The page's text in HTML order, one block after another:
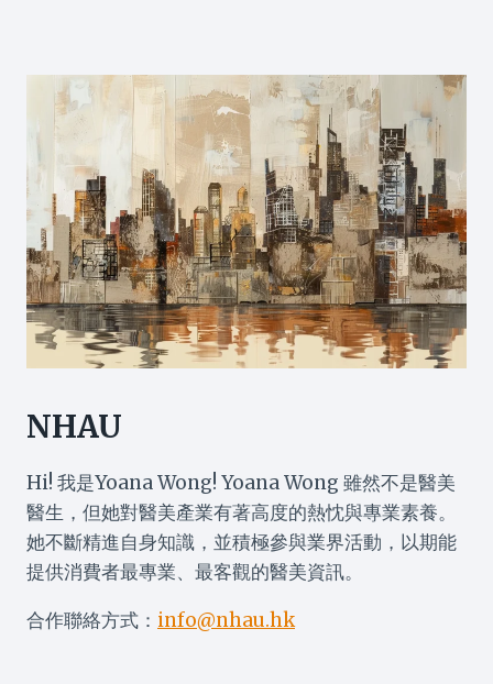
NHAU
Hi! 我是Yoana Wong! Yoana Wong 雖然不是醫美
醫生，但她對醫美產業有著高度的熱忱與專業素養。
她不斷精進自身知識，並積極參與業界活動，以期能
提供消費者最專業、最客觀的醫美資訊。
合作聯絡方式： info@nhau.hk